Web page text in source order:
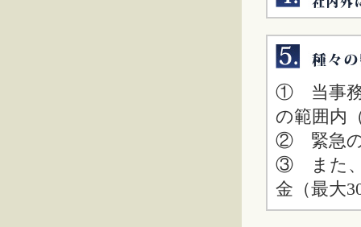
① 当事務
の範囲内
② 緊急の
③ また、
金（最大